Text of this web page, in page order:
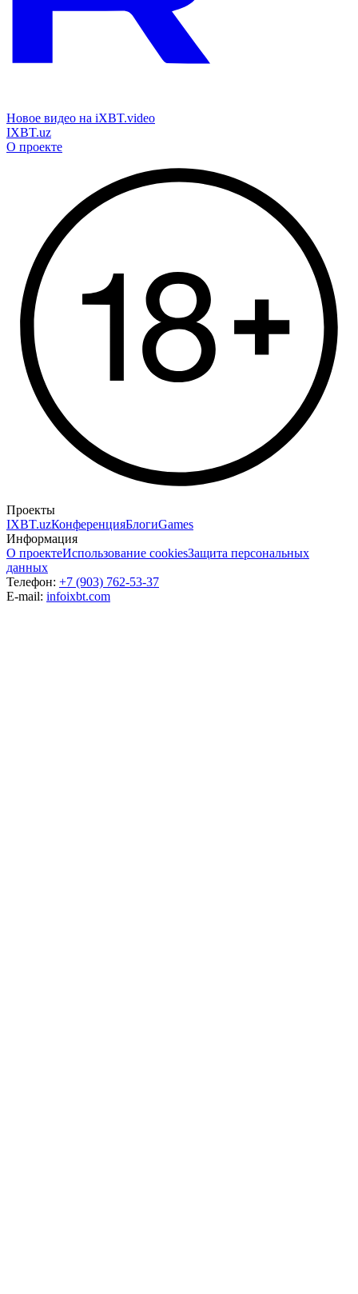
Новое видео на iXBT.video
IXBT.uz
О проекте
Проекты
IXBT.uzКонференцияБлогиGames
Информация
О проектеИспользование cookiesЗащита персональных
данных
Телефон: +7 (903) 762-53-37
E-mail: infoixbt.com